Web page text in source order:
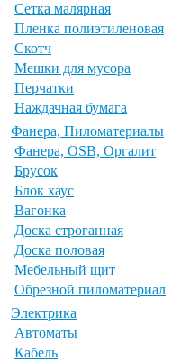
Сетка малярная
Пленка полиэтиленовая
Скотч
Мешки для мусора
Перчатки
Наждачная бумага
Фанера, Пиломатериалы
Фанера, OSB, Оргалит
Брусок
Блок хаус
Вагонка
Доска строганная
Доска половая
Мебельный щит
Обрезной пиломатериал
Электрика
Автоматы
Кабель